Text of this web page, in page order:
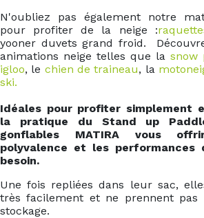
N'oubliez pas également notre
pour profiter de la neige :
yooner duvets grand froid.
animations neige telles que la snow
igloo, le chien de traineau, la
ski.
Idéales pour profiter simplement
la pratique du Stand up
gonflables MATIRA vous
polyvalence et les performances
besoin.
Une fois repliées dans leur sac,
très facilement et ne prennent
stockage.